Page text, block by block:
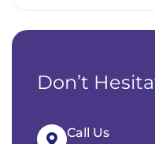
Don’t
Call Us